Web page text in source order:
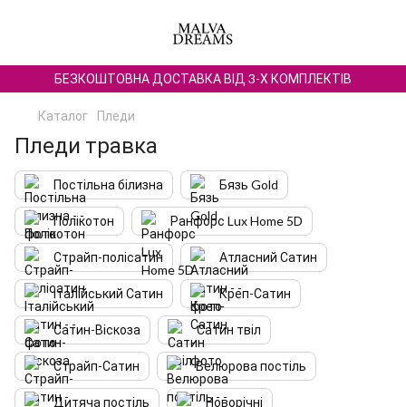
БЕЗКОШТОВНА ДОСТАВКА ВІД 3-Х КОМПЛЕКТІВ
Каталог Пледи
Пледи травка
Постільна білизна Бязь Gold
Полікотон Ранфорс Lux Home 5D
Страйп-полісатин Атласний Сатин
Італійський Сатин Креп-Сатин
Сатин-Віскоза Сатин твіл
Страйп-Сатин Велюрова постіль
Дитяча постіль Новорічні